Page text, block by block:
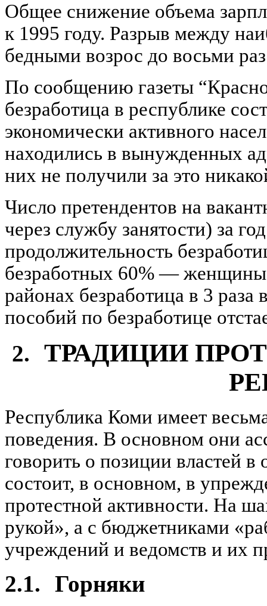
Общее снижение объема
к 1995 году. Разрыв между
бедными возрос до восьми
По сообщению газеты
безработица в республике
экономически активного
находились в вынужденных
них не получили за это
Число претендентов на
через службу занятости) за
продолжительность
безработных 60% —
районах безработица в 3
пособий по безработице
2.
ТРАДИЦИИ
Республика Коми имеет
поведения. В основном они
говорить о позиции властей
состоит, в основном, в
протестной активности. На
рукой», а с бюджетниками
учреждений и ведомств и их
2.1. Горняки